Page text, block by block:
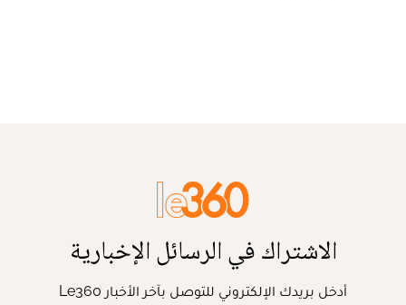
الاشتراك في الرسائل الإخبارية
أدخل بريدك الإلكتروني للتوصل بآخر الأخبار Le360